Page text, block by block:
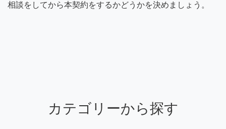
相談をしてから本契約をするかどうかを決めましょう。
カテゴリーから探す